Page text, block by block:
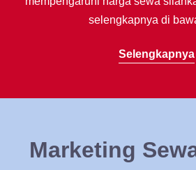
selengkapnya di
Selengkapnya
Marketing